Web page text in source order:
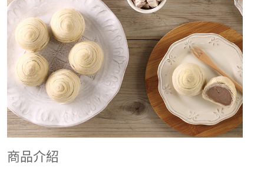
商品介紹